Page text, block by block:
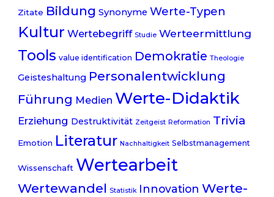
Zitate Bildung Synonyme Werte-Typen
Kultur Wertebegriff Studie Werteermittlung
Tools value identification Demokratie Theologie
Geisteshaltung Personalentwicklung
Führung Medien Werte-Didaktik
Erziehung Destruktivität Zeitgeist Reformation Trivia
Emotion Literatur Nachhaltigkeit Selbstmanagement
Wissenschaft Wertearbeit
Wertewandel Statistik Innovation Werte-